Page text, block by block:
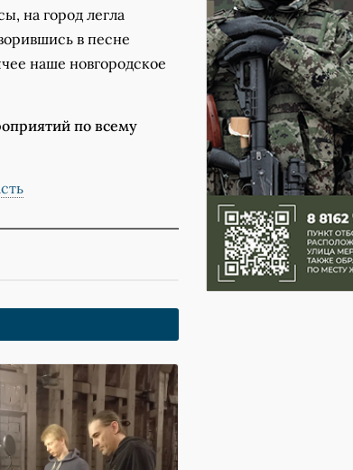
на город легла
в песне
наше новгородское
по всему